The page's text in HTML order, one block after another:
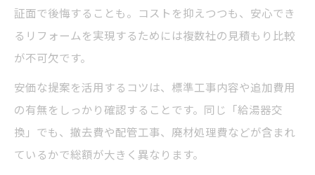
証面で後悔することも。コストを抑えつつも、安心でき
るリフォームを実現するためには複数社の見積もり比較
が不可欠です。
安価な提案を活用するコツは、標準工事内容や追加費用
の有無をしっかり確認することです。同じ「給湯器交
換」でも、撤去費や配管工事、廃材処理費などが含まれ
ているかで総額が大きく異なります。